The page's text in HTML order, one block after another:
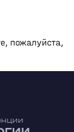
пожалуйста,